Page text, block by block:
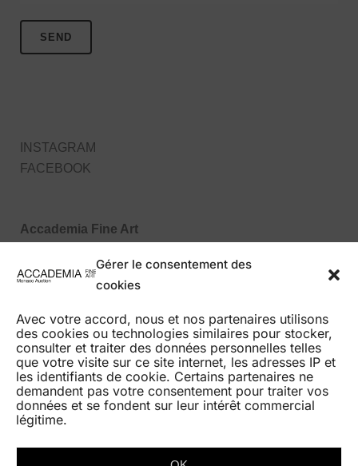
Gérer le consentement des
cookies
Avec votre accord, nous et nos partenaires utilisons
des cookies ou technologies similaires pour stocker,
consulter et traiter des données personnelles telles
que votre visite sur ce site internet, les adresses IP et
les identifiants de cookie. Certains partenaires ne
demandent pas votre consentement pour traiter vos
données et se fondent sur leur intérêt commercial
légitime.
INSTAGRAM
FACEBOOK
Accademia Fine Art
98000 Monaco MC
Tel : +377 99 99 86 70
HOME
BEST RESULTS